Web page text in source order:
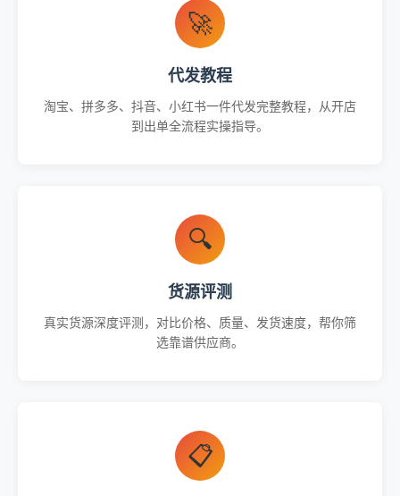
🚀
代发教程
淘宝、拼多多、抖音、小红书一件代发完整教程，从开店
到出单全流程实操指导。
🔍
货源评测
真实货源深度评测，对比价格、质量、发货速度，帮你筛
选靠谱供应商。
📋